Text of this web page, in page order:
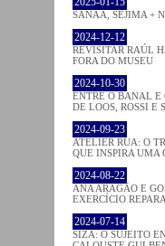
SANAA, SEJIMA +
2024-12-12
REVISITAR RAÚL
FORA DO MUSEU
2024-10-30
ENTRE O BANAL
DE LOOS, ROSSI E
2024-09-23
ATELIER RUA: O
QUE INSPIRA UMA
2024-08-22
ANA ARAGÃO E
EXERCÍCIO
2024-07-14
SIZA: O SUJEITO